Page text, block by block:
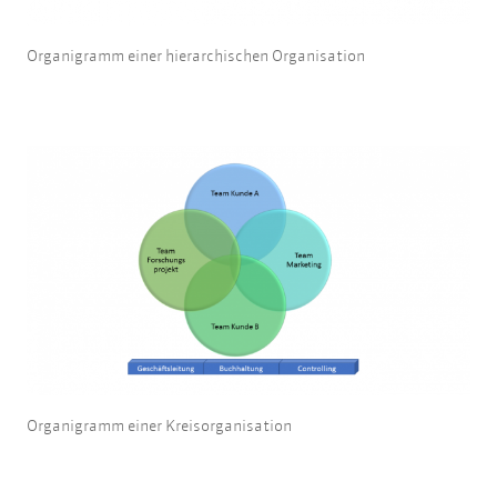
Organigramm einer hierarchischen Organisation
Organigramm einer Kreisorganisation